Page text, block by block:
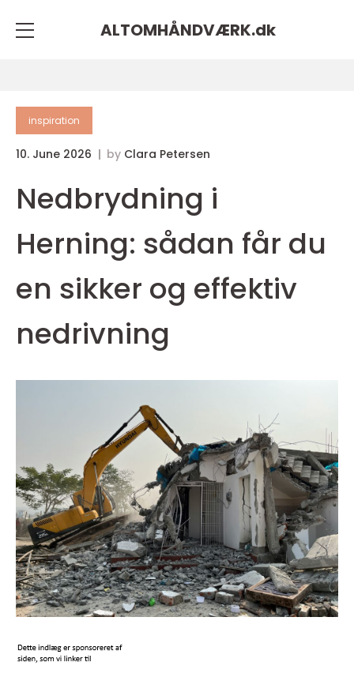
ALTOMHÅNDVÆRK.dk
inspiration
10. June 2026 by Clara Petersen
Nedbrydning i
Herning: sådan får du
en sikker og effektiv
nedrivning